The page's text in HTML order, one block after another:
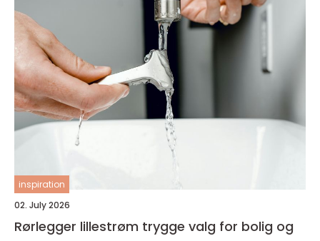
inspiration
02. July 2026
Rørlegger lillestrøm trygge valg for bolig og